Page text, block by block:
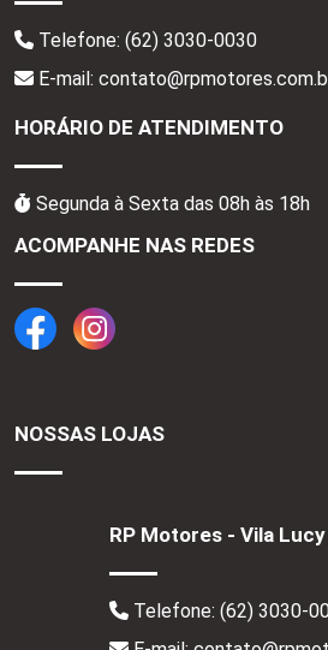
Telefone: (62) 3030-0030
E-mail:
HORÁRIO DE ATENDIMENTO
Segunda à Sexta das 08h às 18h
ACOMPANHE NAS REDES
NOSSAS LOJAS
RP Motores - Vila Lucy
Telefone: (62) 3030-